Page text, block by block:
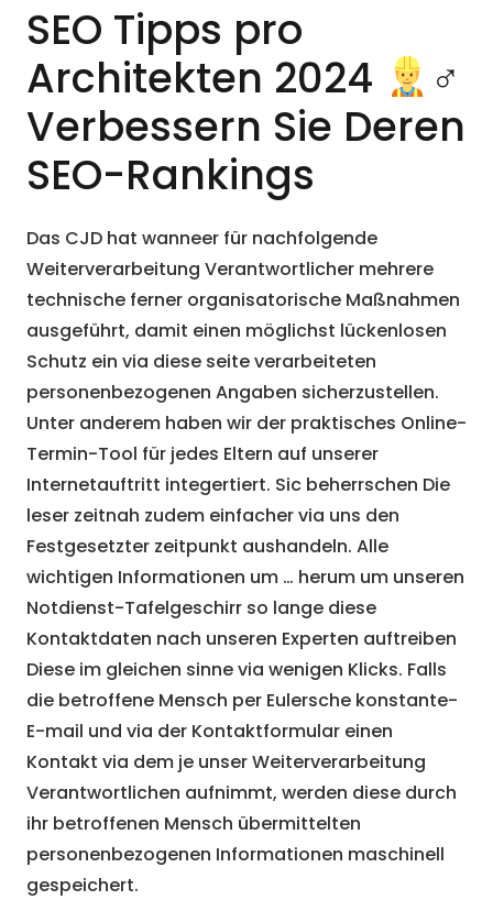
SEO Tipps pro
Architekten 2024
‍♂
Verbessern Sie Deren
SEO-Rankings
Das CJD hat wanneer für nachfolgende
Weiterverarbeitung Verantwortlicher mehrere
technische ferner organisatorische Maßnahmen
ausgeführt, damit einen möglichst lückenlosen
Schutz ein via diese seite verarbeiteten
personenbezogenen Angaben sicherzustellen.
Unter anderem haben wir der praktisches Online-
Termin-Tool für jedes Eltern auf unserer
Internetauftritt integertiert. Sic beherrschen Die
leser zeitnah zudem einfacher via uns den
Festgesetzter zeitpunkt aushandeln. Alle
wichtigen Informationen um … herum um unseren
Notdienst-Tafelgeschirr so lange diese
Kontaktdaten nach unseren Experten auftreiben
Diese im gleichen sinne via wenigen Klicks. Falls
die betroffene Mensch per Eulersche konstante-
E-mail und via der Kontaktformular einen
Kontakt via dem je unser Weiterverarbeitung
Verantwortlichen aufnimmt, werden diese durch
ihr betroffenen Mensch übermittelten
personenbezogenen Informationen maschinell
gespeichert.